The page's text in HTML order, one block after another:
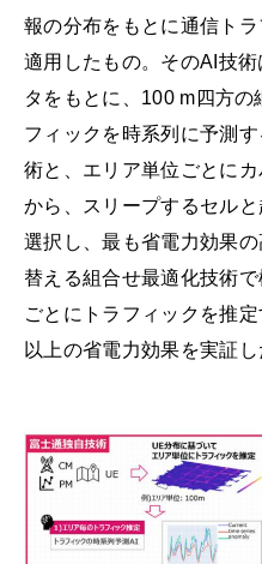
報の分布をもとに通信ト
適用したもの。そのAI技
タをもとに、100 m四方
フィックを時系列に予測
術と、エリア単位ごとに
から、スリープするセル
選択し、最も省電力効果
替える組合せ最適化技術
ごとにトラフィックを推
以上の省電力効果を実証し